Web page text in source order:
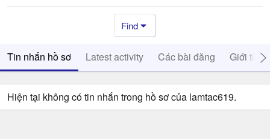
Find
Tin nhắn hồ sơ Latest activity Các bài đăng Giới thiệu
Hiện tại không có tin nhắn trong hồ sơ của lamtac619.